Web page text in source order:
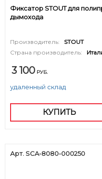
Фиксатор STOUT для
дымохода
Производитель:
STOUT
Страна производитель:
3 100 РУБ.
удаленный склад
КУПИТЬ
Арт. SCA-8080-000250